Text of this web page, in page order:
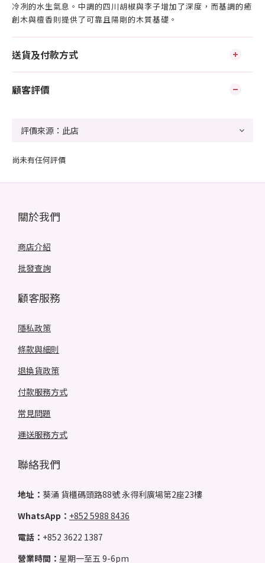
冷冽的水生氣息。中調的四川胡椒與李子增加了深度，而基調的癒
創木與檀香則提供了可靠且陽剛的木質基礎。
送貨及付款方式
顧客評價
尚未有任何評價
關於我們
商店介紹
批發查詢
顧客服務
隱私政策
條款與細則
退換貨政策
付款服務方式
常見問題
運送服務方式
聯絡我們
地址： 葵涌 貨櫃碼頭路88號 永得利廣場第2座23樓
WhatsApp： +852 5988 8436
電話： +852 3622 1387
營業時間： 星期一至五 9-6pm